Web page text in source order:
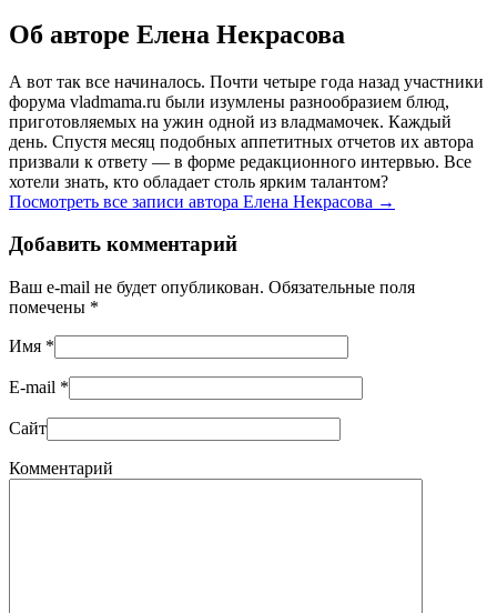
Об авторе Елена Некрасова
А вот так все начиналось. Почти четыре года назад участники
форума vladmama.ru были изумлены разнообразием блюд,
приготовляемых на ужин одной из владмамочек. Каждый
день. Спустя месяц подобных аппетитных отчетов их автора
призвали к ответу — в форме редакционного интервью. Все
хотели знать, кто обладает столь ярким талантом?
Посмотреть все записи автора Елена Некрасова →
Добавить комментарий
Ваш e-mail не будет опубликован. Обязательные поля
помечены *
Имя *
E-mail *
Сайт
Комментарий